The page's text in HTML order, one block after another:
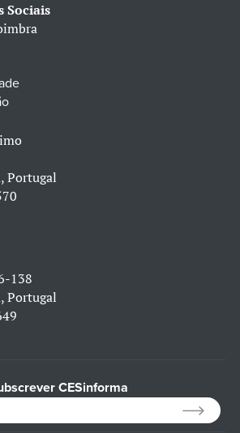
Sociais
Portugal
138
Portugal
CESinforma